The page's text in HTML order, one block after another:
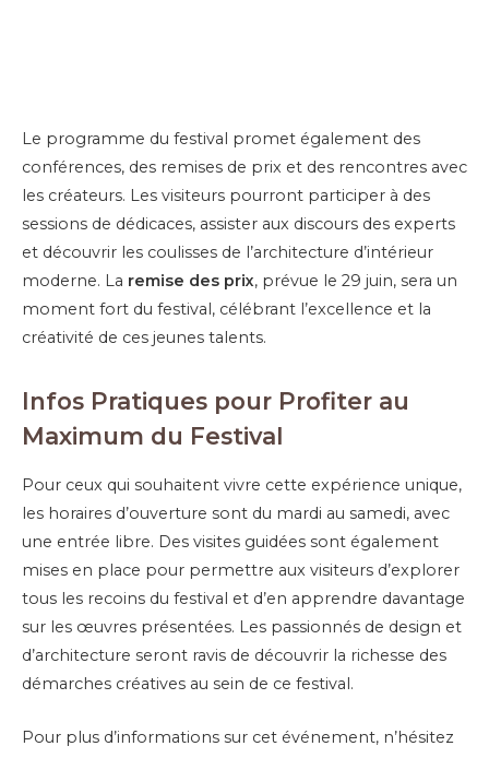
Le programme du festival promet également des
conférences, des remises de prix et des rencontres avec
les créateurs. Les visiteurs pourront participer à des
sessions de dédicaces, assister aux discours des experts
et découvrir les coulisses de l’architecture d’intérieur
moderne. La remise des prix, prévue le 29 juin, sera un
moment fort du festival, célébrant l’excellence et la
créativité de ces jeunes talents.
Infos Pratiques pour Profiter au
Maximum du Festival
Pour ceux qui souhaitent vivre cette expérience unique,
les horaires d’ouverture sont du mardi au samedi, avec
une entrée libre. Des visites guidées sont également
mises en place pour permettre aux visiteurs d’explorer
tous les recoins du festival et d’en apprendre davantage
sur les œuvres présentées. Les passionnés de design et
d’architecture seront ravis de découvrir la richesse des
démarches créatives au sein de ce festival.
Pour plus d’informations sur cet événement, n’hésitez